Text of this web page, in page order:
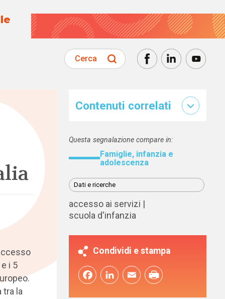
Cerca
i 5
tra la
Contenuti correlati
Questa segnalazione compare in:
Famiglie, infanzia e
adolescenza
Dati e ricerche
accesso ai servizi
scuola d'infanzia
Condividi e stampa
FacebookLinkedInEmail